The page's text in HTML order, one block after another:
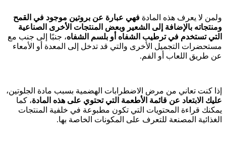
ولمن لا يعرف هذه المادة فهي عبارة عن بروتين موجود في القمح
ومنتجاته بالإضافة إلى الشعير وبعض المنتجات الأخرى الصناعية
التي تستخدم في ترطيب الشفاه أو بلسم الشفاه، جنبًا إلى جنب مع
مستحضرات التجميل الأخرى والتي قد تدخل إلى المعدة أو الأمعاء
عن طريق اللعاب أو الفم.
إذا كنت تعاني من مرض الاضطرابات الهضمية بسبب مادة الجلوتين،
عليك الابتعاد عن قائمة الأطعمة التي تحتوي على هذه المادة، كما
يمكنك قراءة المحتويات التي تكون مطبوعة في خلفية المنتجات
الغذائية المصنعة للتعرف على المكونات الخاصة بها.